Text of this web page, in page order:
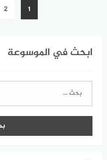
1
2
ابحث في الموسوعة
البحث